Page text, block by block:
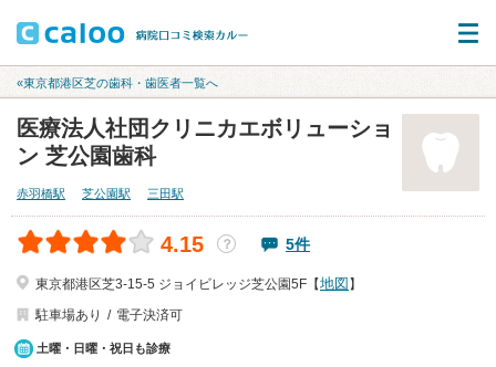
«東京都港区芝の歯科・歯医者一覧へ
医療法人社団クリニカエボリューショ
ン 芝公園歯科
赤羽橋駅 芝公園駅 三田駅
4.15 ？ 5件
東京都港区芝3-15-5 ジョイビレッジ芝公園5F【地図 】
駐車場あり
電子決済可
土曜・日曜・祝日も診療